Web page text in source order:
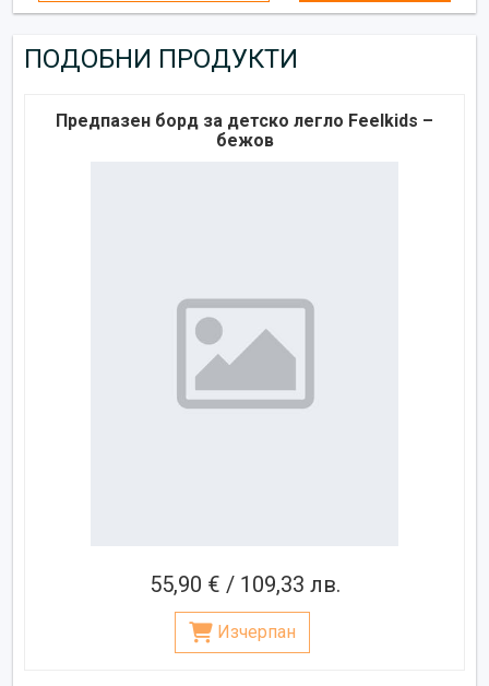
ПОДОБНИ ПРОДУКТИ
Предпазен борд за детско легло Feelkids –
бежов
55,90 € / 109,33 лв.
Изчерпан